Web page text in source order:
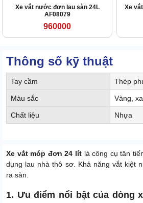
Xe vắt nước đơn lau sàn 24L
AF08079
960000
Xe
Thông số kỹ thuật
Tay cầm Thép
Màu sắc Vàng,
Chất liệu Nhựa
Xe vắt móp đơn 24 lít là công cụ tân
dụng lau nhà thô sơ. Khả năng vắt kiệt
ra sàn.
1. Ưu điểm nổi bật của dòng